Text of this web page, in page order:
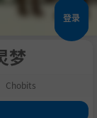
登录
梦
Chobits